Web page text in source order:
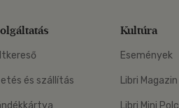
és szállítás
Kultúra
Események
Libri Magazin
Libri Mini Polc